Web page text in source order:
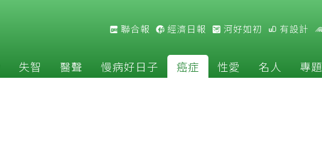
聯合報 經濟日報 河好如初 有設計
失智 醫聲 慢病好日子 癌症 性愛 名人 專題